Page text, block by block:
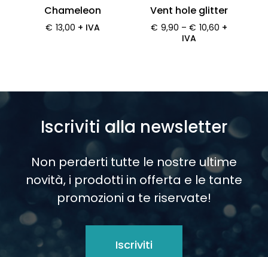
Chameleon
€ 13,00 + IVA
Vent hole glitter
€ 9,90 – € 10,60 +
IVA
Iscriviti alla newsletter
Non perderti tutte le nostre ultime
novità, i prodotti in offerta e le tante
promozioni a te riservate!
Iscriviti